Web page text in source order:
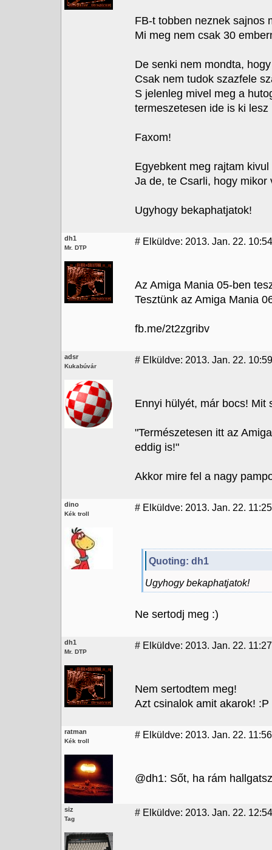
FB-t tobben neznek sajnos
Mi meg nem csak 30
De senki nem mondta,
Csak nem tudok szazfele
S jelenleg mivel meg a
termeszetesen ide is ki
Faxom!
Egyebkent meg rajtam
Ja de, te Csarli, hogy
Ugyhogy bekaphatjatok!
dh1
Mr. DTP
# Elküldve: 2013. Jan. 22. 10:54
Az Amiga Mania 05-ben
Tesztünk az Amiga Mania
fb.me/2t2zgribv
adsr
Kukabúvár
# Elküldve: 2013. Jan. 22. 10:59
Ennyi hülyét, már bocs! Mit
"Természetesen itt az
eddig is!"
Akkor mire fel a nagy
dino
Kék troll
# Elküldve: 2013. Jan. 22. 11:25
Quoting: dh1
Ugyhogy bekaphatjatok!
Ne sertodj meg :)
dh1
Mr. DTP
# Elküldve: 2013. Jan. 22. 11:27
Nem sertodtem meg!
Azt csinalok amit akarok! :P
ratman
Kék troll
# Elküldve: 2013. Jan. 22. 11:56
@dh1: Sőt, ha rám
siz
Tag
# Elküldve: 2013. Jan. 22. 12:54